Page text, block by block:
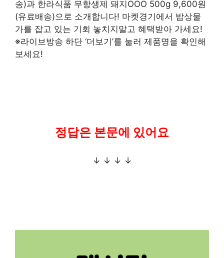
송)과 한라식품 무항생제 돼지OOO 500g 9,600원
(유료배송)으로 소개합니다! 마켓경기에서 밥상물
가를 잡고 있는 기회 놓치지말고 혜택받아 가세요!
※라이브방송 하단 ‘더보기’를 눌러 제품명을 확인해
보세요!
정답은 본문에 있어요
↓ ↓ ↓ ↓